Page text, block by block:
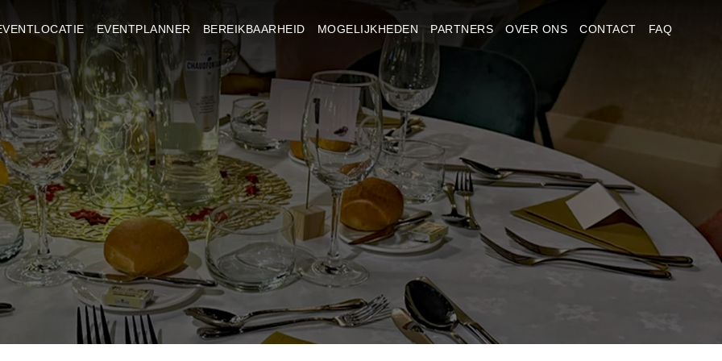
EVENTPLANNER BEREIKBAARHEID MOGELIJKHEDEN PARTNERS OVER ONS CONTACT FAQ